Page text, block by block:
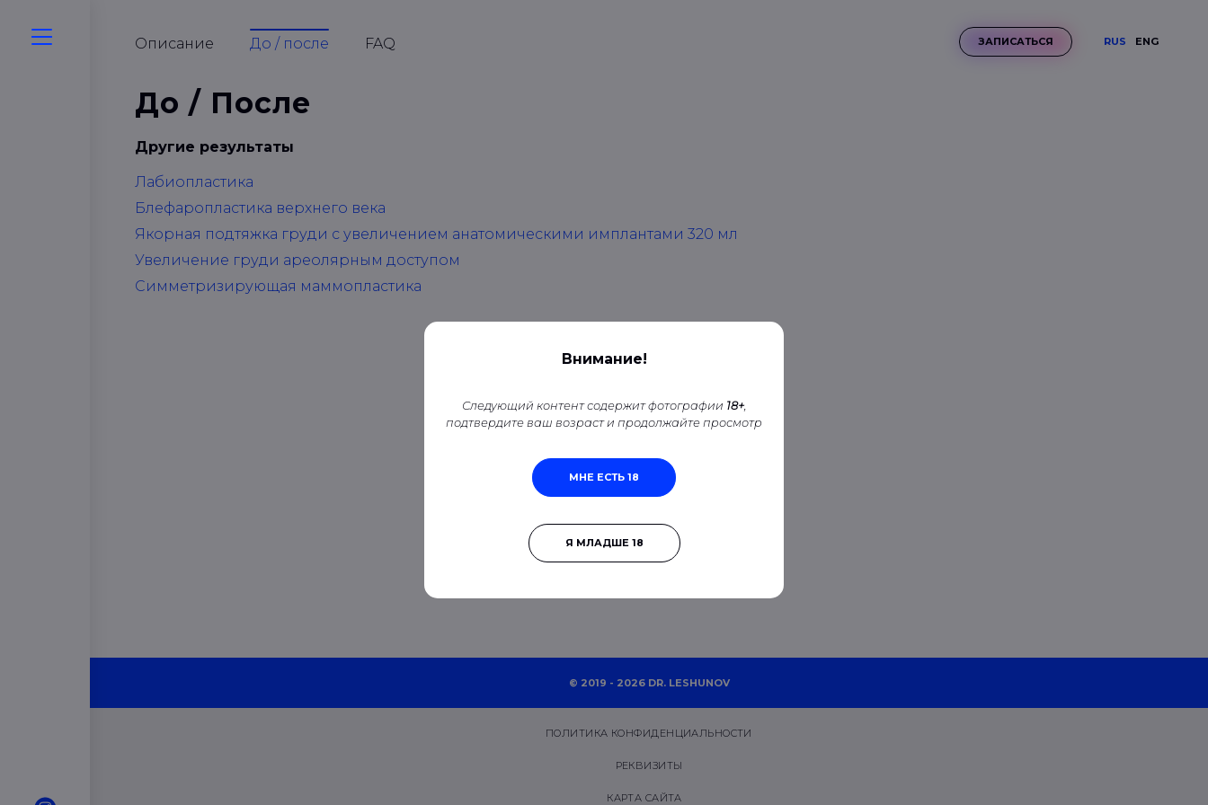
Описание До / после FAQ ЗАПИСАТЬСЯ RUS ENG
До / После
Другие результаты
Лабиопластика
Блефаропластика верхнего века
Якорная подтяжка груди с увеличением анатомическими имплантами 320 мл
Увеличение груди ареолярным доступом
Симметризирующая маммопластика
Внимание!
Следующий контент содержит фотографии 18+,
подтвердите ваш возраст и продолжайте просмотр
МНЕ ЕСТЬ 18
Я МЛАДШЕ 18
© 2019 - 2026 DR. LESHUNOV
ПОЛИТИКА КОНФИДЕНЦИАЛЬНОСТИ
РЕКВИЗИТЫ
КАРТА САЙТА